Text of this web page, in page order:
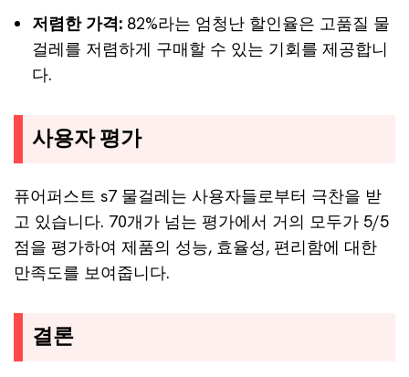
저렴한 가격: 82%라는 엄청난 할인율은 고품질 물
걸레를 저렴하게 구매할 수 있는 기회를 제공합니
다.
사용자 평가
퓨어퍼스트 s7 물걸레는 사용자들로부터 극찬을 받
고 있습니다. 70개가 넘는 평가에서 거의 모두가 5/5
점을 평가하여 제품의 성능, 효율성, 편리함에 대한
만족도를 보여줍니다.
결론